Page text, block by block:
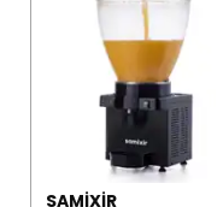
SAMIXIR